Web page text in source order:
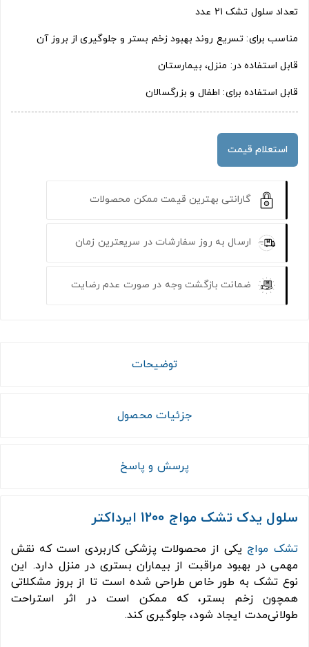
تعداد سلول تشک ۲۱ عدد
مناسب برای: تسریع روند بهبود زخم بستر و جلوگیری از بروز آن
قابل استفاده در: منزل، بیمارستان
قابل استفاده برای: اطفال و بزرگسالان
استعلام قیمت
گارانتی بهترین قیمت ممکن محصولات
ارسال به روز سفارشات در سریعترین زمان
ضمانت بازگشت وجه در صورت عدم رضایت
توضیحات
جزئیات محصول
پرسش و پاسخ
سلول یدک تشک مواج 1200 ایرداکتر
تشک مواج یکی از محصولات پزشکی کاربردی است که نقش
مهمی در بهبود مراقبت از بیماران بستری در منزل دارد. این
نوع تشک به طور خاص طراحی شده است تا از بروز مشکلاتی
همچون زخم بستر، که ممکن است در اثر استراحت
طولانی‌مدت ایجاد شود، جلوگیری کند.